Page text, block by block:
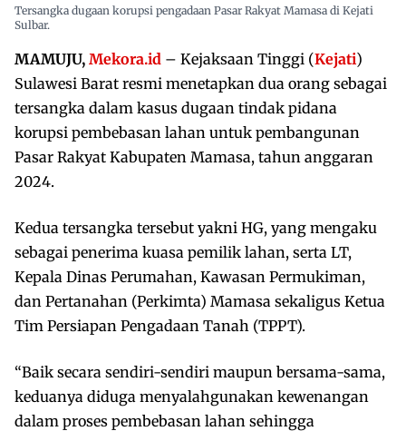
Tersangka dugaan korupsi pengadaan Pasar Rakyat Mamasa di Kejati
Sulbar.
MAMUJU, Mekora.id – Kejaksaan Tinggi (Kejati)
Sulawesi Barat resmi menetapkan dua orang sebagai
tersangka dalam kasus dugaan tindak pidana
korupsi pembebasan lahan untuk pembangunan
Pasar Rakyat Kabupaten Mamasa, tahun anggaran
2024.
Kedua tersangka tersebut yakni HG, yang mengaku
sebagai penerima kuasa pemilik lahan, serta LT,
Kepala Dinas Perumahan, Kawasan Permukiman,
dan Pertanahan (Perkimta) Mamasa sekaligus Ketua
Tim Persiapan Pengadaan Tanah (TPPT).
“Baik secara sendiri-sendiri maupun bersama-sama,
keduanya diduga menyalahgunakan kewenangan
dalam proses pembebasan lahan sehingga